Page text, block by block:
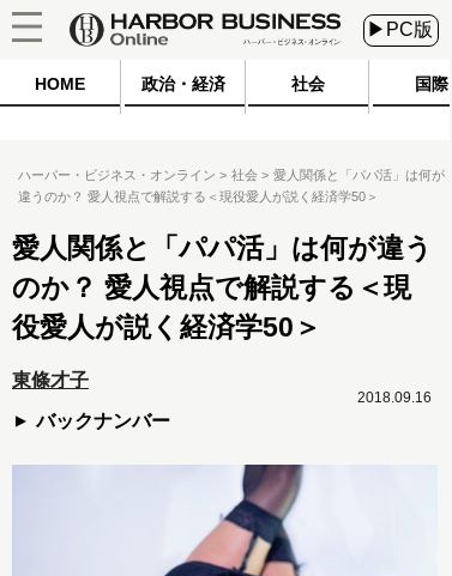
▶PC版
HOME 政治・経済 社会 国際
ハーバー・ビジネス・オンライン 社会
愛人関係と「パパ活」は何が
違うのか？ 愛人視点で解説する＜現役愛人が説く経済学50＞
愛人関係と「パパ活」は何が違う
のか？ 愛人視点で解説する＜現
役愛人が説く経済学50＞
東條才子
バックナンバー
2018.09.16